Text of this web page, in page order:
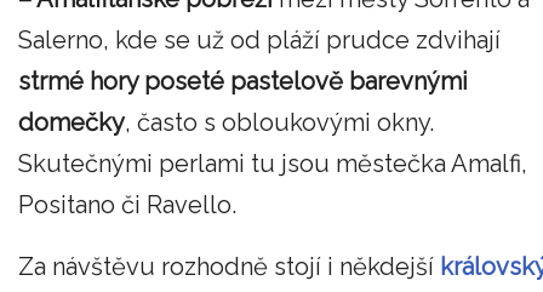
Salerno, kde se už od pláží prudce zdvihají
strmé hory poseté pastelově barevnými
domečky, často s obloukovými okny.
Skutečnými perlami tu jsou městečka Amalfi,
Positano či Ravello.
Za návštěvu rozhodně stojí i někdejší